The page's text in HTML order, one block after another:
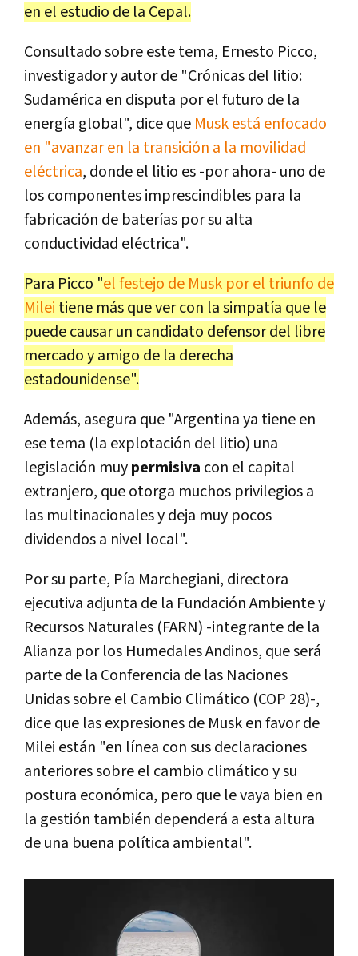
en el estudio de la Cepal.
Consultado sobre este tema, Ernesto Picco,
investigador y autor de "Crónicas del litio:
Sudamérica en disputa por el futuro de la
energía global", dice que Musk está enfocado
en "avanzar en la transición a la movilidad
eléctrica, donde el litio es -por ahora- uno de
los componentes imprescindibles para la
fabricación de baterías por su alta
conductividad eléctrica".
Para Picco "el festejo de Musk por el triunfo de
Milei tiene más que ver con la simpatía que le
puede causar un candidato defensor del libre
mercado y amigo de la derecha
estadounidense".
Además, asegura que "Argentina ya tiene en
ese tema (la explotación del litio) una
legislación muypermisiva con el capital
extranjero, que otorga muchos privilegios a
las multinacionales y deja muy pocos
dividendos a nivel local".
Por su parte, Pía Marchegiani, directora
ejecutiva adjunta de la Fundación Ambiente y
Recursos Naturales (FARN) -integrante de la
Alianza por los Humedales Andinos, que será
parte de la Conferencia de las Naciones
Unidas sobre el Cambio Climático (COP 28)-,
dice que las expresiones de Musk en favor de
Milei están "en línea con sus declaraciones
anteriores sobre el cambio climático y su
postura económica, pero que le vaya bien en
la gestión también dependerá a esta altura
de una buena política ambiental".